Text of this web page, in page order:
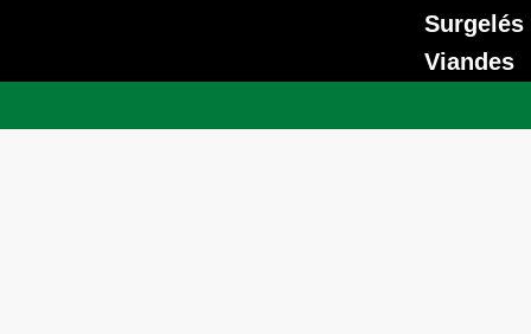
Surgelés
Viandes